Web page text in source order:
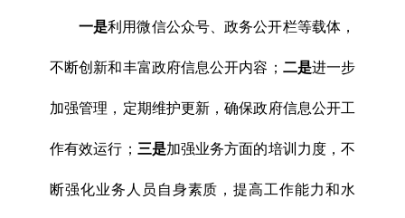
一是利用微信公众号、政务公开栏等载体，
不断创新和丰富政府信息公开内容； 二是进一步
加强管理，定期维护更新，确保政府信息公开工
作有效运行； 三是加强业务方面的培训力度，不
断强化业务人员自身素质，提高工作能力和水